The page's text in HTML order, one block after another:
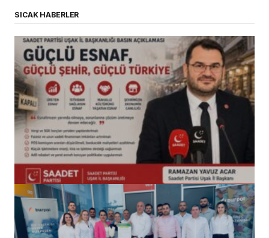
SICAK HABERLER
(başlıksız)
Alaattin Karahan tarafından 14/07/2026